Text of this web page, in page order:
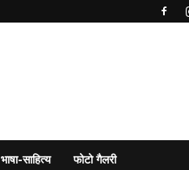
भाषा-साहित्य फोटो गैलरी